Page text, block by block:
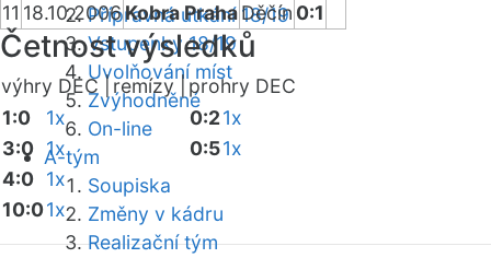
Přípravná utkání 18/19
Vstupenky 18/19
Uvolňování míst
Zvýhodněné
On-line
A-tým
Soupiska
Změny v kádru
Realizační tým
11 18.10.2006Kobra PrahaDěčín 0:1
Četnost výsledků
výhry DEC | remízy | prohry DEC
1:0
1x
3:0 1x
4:0 1x
10:01x
0:21x
0:51x